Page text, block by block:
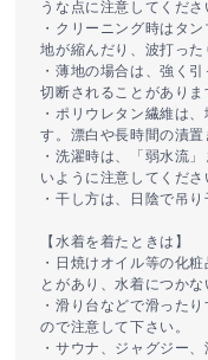
うな点に注意してくださ
・クリーニング時はタ
地が縮んだり、波打った
・薄地の場合は、強く
切断されることがありま
・ポリウレタン繊維は
す。漂白や長時間の漬置
・洗濯時は、「弱水流
いように注意してくださ
・干し方は、日陰で吊り
【水着を着たときは】
・日焼けオイル等の化
とがあり、水着につかな
・滑り台などで滑った
ので注意して下さい。
・サウナ、ジャグジー